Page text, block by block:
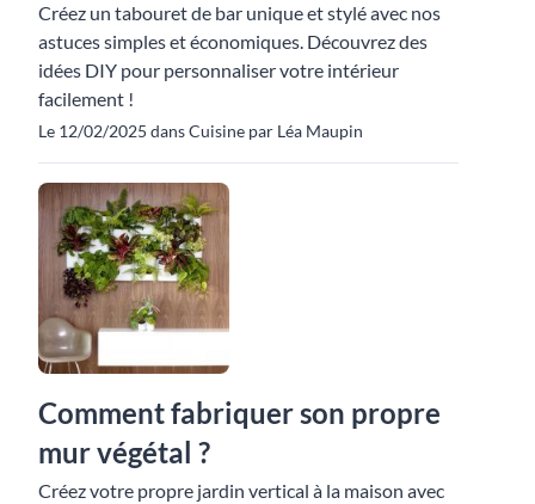
Créez un tabouret de bar unique et stylé avec nos
astuces simples et économiques. Découvrez des
idées DIY pour personnaliser votre intérieur
facilement !
Le 12/02/2025 dans Cuisine par Léa Maupin
Comment fabriquer son propre
mur végétal ?
Créez votre propre jardin vertical à la maison avec